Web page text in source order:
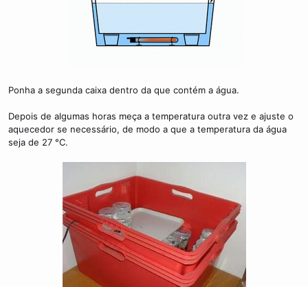
Ponha a segunda caixa dentro da que contém a água.
Depois de algumas horas meça a temperatura outra vez e ajuste o
aquecedor se necessário, de modo a que a temperatura da água
seja de 27 °C.